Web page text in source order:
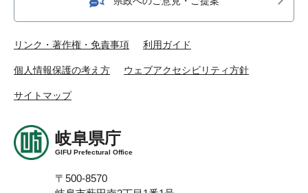
リンク・著作権・免責事項 利用ガイド
個人情報保護の考え方 ウェブアクセシビリティ方針
サイトマップ
岐阜県庁
GIFU Prefectural Office
〒500-8570